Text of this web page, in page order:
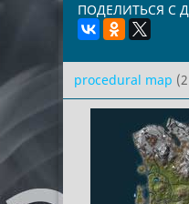
ПОДЕЛИТЬСЯ С
procedural map